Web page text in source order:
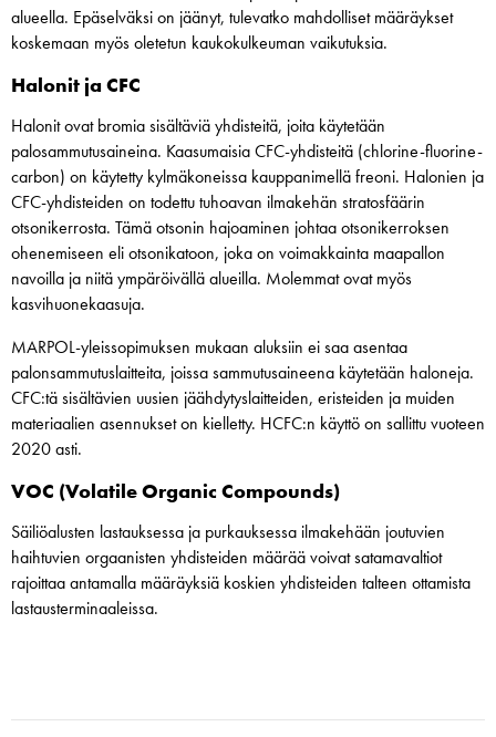
alueella. Epäselväksi on jäänyt, tulevatko mahdolliset määräykset
koskemaan myös oletetun kaukokulkeuman vaikutuksia.
Halonit ja CFC
Halonit ovat bromia sisältäviä yhdisteitä, joita käytetään
palosammutusaineina. Kaasumaisia CFC-yhdisteitä (chlorine-fluorine-
carbon) on käytetty kylmäkoneissa kauppanimellä freoni. Halonien ja
CFC-yhdisteiden on todettu tuhoavan ilmakehän stratosfäärin
otsonikerrosta. Tämä otsonin hajoaminen johtaa otsonikerroksen
ohenemiseen eli otsonikatoon, joka on voimakkainta maapallon
navoilla ja niitä ympäröivällä alueilla. Molemmat ovat myös
kasvihuonekaasuja.
MARPOL-yleissopimuksen mukaan aluksiin ei saa asentaa
palonsammutuslaitteita, joissa sammutusaineena käytetään haloneja.
CFC:tä sisältävien uusien jäähdytyslaitteiden, eristeiden ja muiden
materiaalien asennukset on kielletty. HCFC:n käyttö on sallittu vuoteen
2020 asti.
VOC (Volatile Organic Compounds)
Säiliöalusten lastauksessa ja purkauksessa ilmakehään joutuvien
haihtuvien orgaanisten yhdisteiden määrää voivat satamavaltiot
rajoittaa antamalla määräyksiä koskien yhdisteiden talteen ottamista
lastausterminaaleissa.